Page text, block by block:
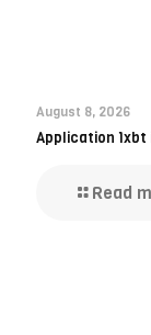
August 8, 2026
Application
Read